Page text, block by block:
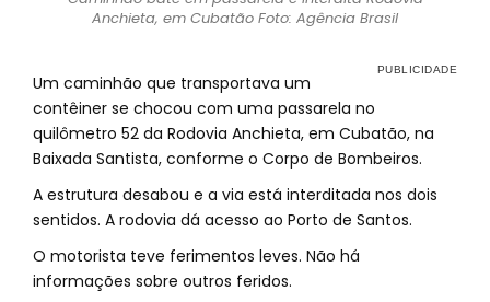
Anchieta, em Cubatão Foto: Agência Brasil
Um caminhão que transportava um
contêiner se chocou com uma passarela no
quilômetro 52 da Rodovia Anchieta, em Cubatão, na
Baixada Santista, conforme o Corpo de Bombeiros.
A estrutura desabou e a via está interditada nos dois
sentidos. A rodovia dá acesso ao Porto de Santos.
O motorista teve ferimentos leves. Não há
informações sobre outros feridos.